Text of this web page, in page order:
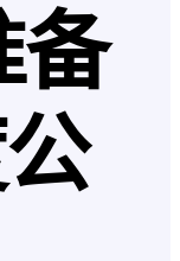
备